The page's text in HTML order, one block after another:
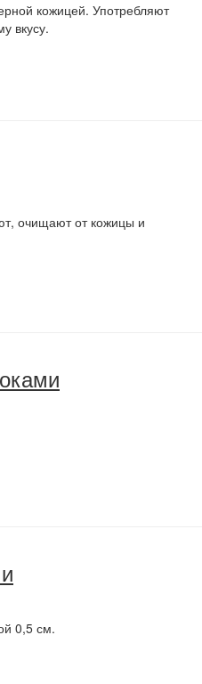
кожицей. Употребляют
вкусу.
очищают от кожицы и
0,5 см.